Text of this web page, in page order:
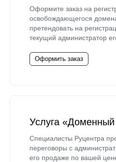
Оформите заказ на
освобождающегося
претендовать на
текущий администратор
Оформить заказ
Услуга «Доменный
Специалисты Руцентра
переговоры с
его продаже по вашей